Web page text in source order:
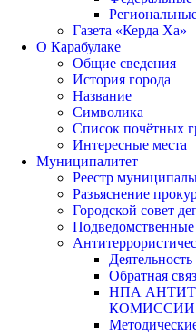
Газета «Керда Ха»
О Карабулаке
Общие сведения
История города
Название
Символика
Список почётных
Интересные места
Муниципалитет
Реестр
Разъяснение
Городской совет
Подведомственные
Обратная
НПА
КОМИССИИ